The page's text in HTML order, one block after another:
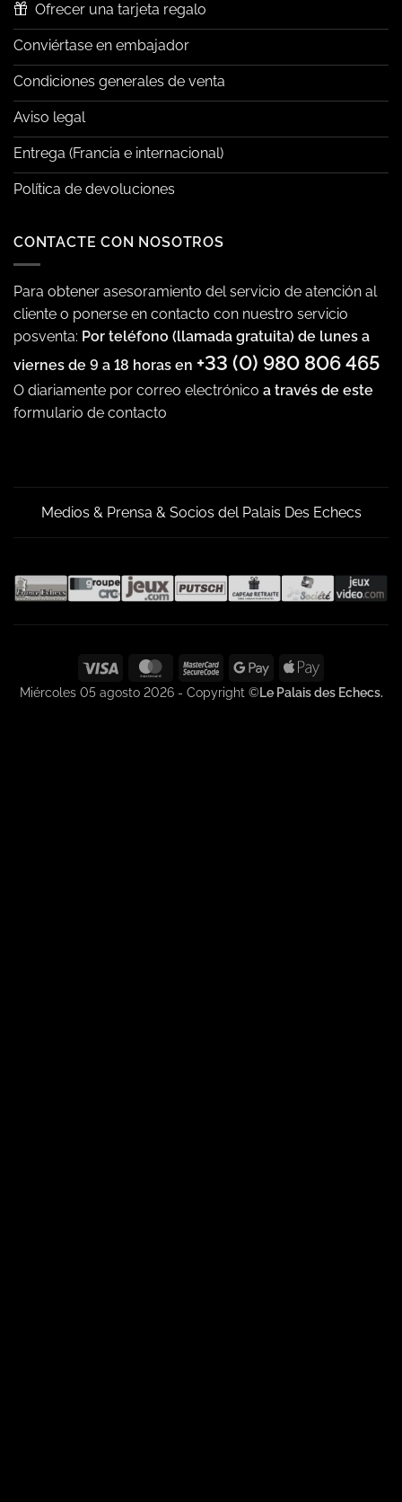
Ofrecer una tarjeta regalo
Conviértase en embajador
Condiciones generales de venta
Aviso legal
Entrega (Francia e internacional)
Política de devoluciones
CONTACTE CON NOSOTROS
Para obtener asesoramiento del servicio de atención al
cliente o ponerse en contacto con nuestro servicio
posventa: Por teléfono (llamada gratuita) de lunes a
viernes de 9 a 18 horas en +33 (0) 980 806 465
O diariamente por correo electrónico a través de este
formulario de contacto
Medios & Prensa & Socios del Palais Des Echecs
Visa MasterCardMasterCard
2
Google
Pay
Apple
Pay
Miércoles 05 agosto 2026 - Copyright ©Le Palais des Echecs.